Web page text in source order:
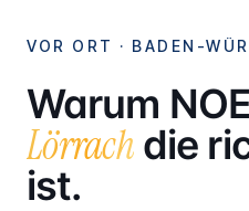
VOR ORT · BADEN-
Warum
Lörrachdie
ist.